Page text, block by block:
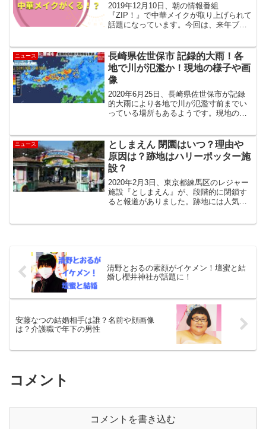
2019年12月10日、朝の情報番組
『ZIP！』で中華メイクが取り上げられて
話題になっています。今回は、来年ブー
本テレビで放送されている、朝の情報番
組『ZIP！』で来年...
ニュース
長崎県佐世保市 記録的大雨！各
地で川が氾濫か！現地の様子や画
像
2020年6月25日、長崎県佐世保市が記録
的大雨により各地で川が氾濫寸前までい
っている場所もあるようです。現地の様
の量凄い😱ここの川数メートルの高さあ
るのに😱#佐世保市...
ニュース
としまえん 閉園はいつ？理由や
原因は？跡地はハリーポッター施
設？
2020年2月3日、東京都練馬区のレジャー
施設『としまえん』が、段階的に閉鎖す
ると報道がありました。跡地には人気映
清野とおるの素顔がイケメン！壇蜜と結
婚し櫻井神社が話題に！
安藤なつの結婚相手は誰？名前や顔画像
は？介護職で年下の男性
コメント
コメントを書き込む